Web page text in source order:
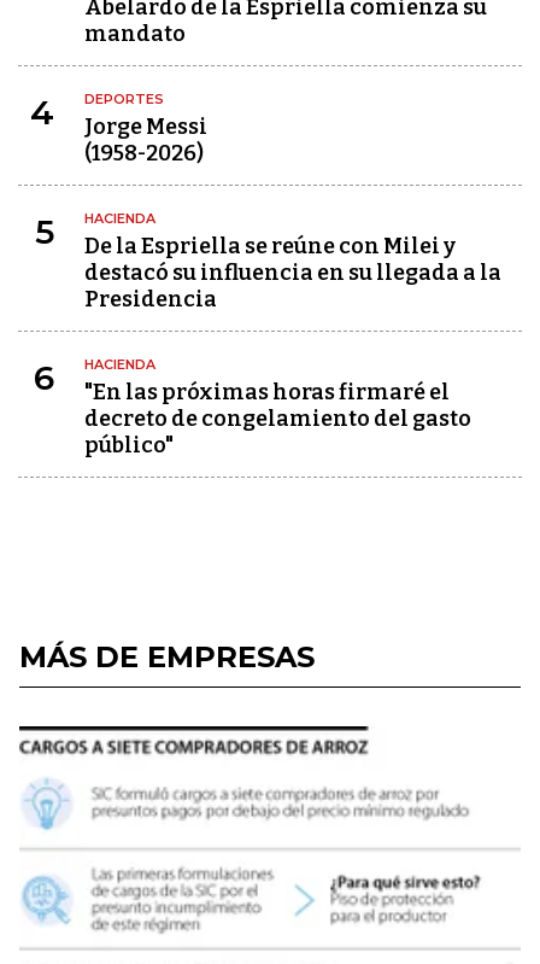
Abelardo de la Espriella comienza su
mandato
4 DEPORTES
Jorge Messi
(1958-2026)
5 HACIENDA
De la Espriella se reúne con Milei y
destacó su influencia en su llegada a la
Presidencia
6 HACIENDA
"En las próximas horas firmaré el
decreto de congelamiento del gasto
público"
MÁS DE EMPRESAS